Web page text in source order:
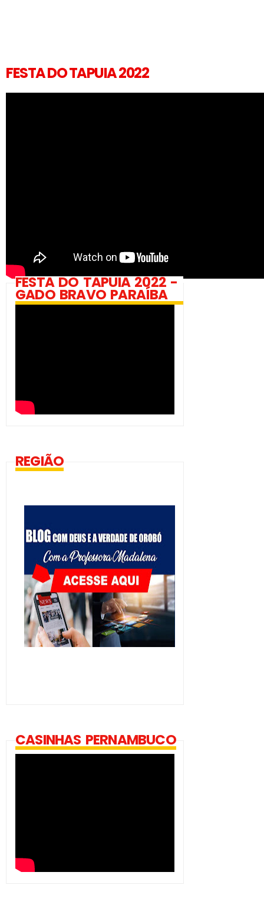
FESTA DO TAPUIA 2022
FESTA DO TAPUIA 2022 -
GADO BRAVO PARAÍBA
REGIÃO
CASINHAS PERNAMBUCO